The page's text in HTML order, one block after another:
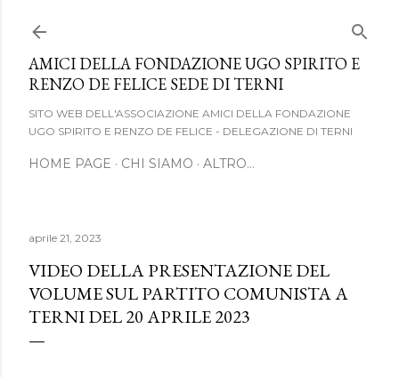
AMICI DELLA FONDAZIONE UGO SPIRITO E
RENZO DE FELICE SEDE DI TERNI
SITO WEB DELL'ASSOCIAZIONE AMICI DELLA FONDAZIONE
UGO SPIRITO E RENZO DE FELICE - DELEGAZIONE DI TERNI
HOME PAGE CHI SIAMO ALTRO…
aprile 21, 2023
VIDEO DELLA PRESENTAZIONE DEL
VOLUME SUL PARTITO COMUNISTA A
TERNI DEL 20 APRILE 2023